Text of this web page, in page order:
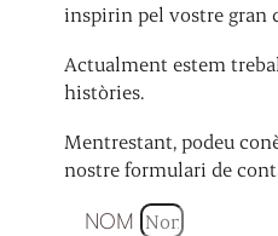
inspirin pel vostre gran
Actualment estem
històries.
Mentrestant, podeu
nostre formulari de
NOM